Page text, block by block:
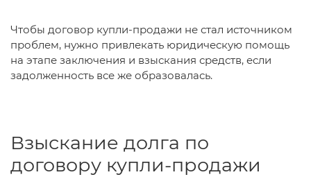
Чтобы договор купли-продажи не стал источником
проблем, нужно привлекать юридическую помощь
на этапе заключения и взыскания средств, если
задолженность все же образовалась.
Взыскание долга по
договору купли-продажи